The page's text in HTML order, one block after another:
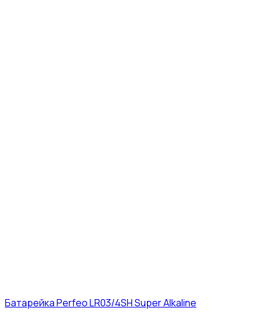
Батарейка Perfeo LR03/4SH Super Alkaline